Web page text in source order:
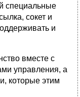
специальные
сокет и
и
вместе с
управления, а
которые этим